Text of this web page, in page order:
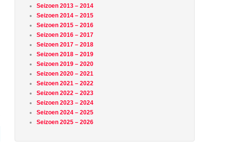
Seizoen 2013 – 2014
Seizoen 2014 – 2015
Seizoen 2015 – 2016
Seizoen 2016 – 2017
Seizoen 2017 – 2018
Seizoen 2018 – 2019
Seizoen 2019 – 2020
Seizoen 2020 – 2021
Seizoen 2021 – 2022
Seizoen 2022 – 2023
Seizoen 2023 – 2024
Seizoen 2024 – 2025
Seizoen 2025 – 2026